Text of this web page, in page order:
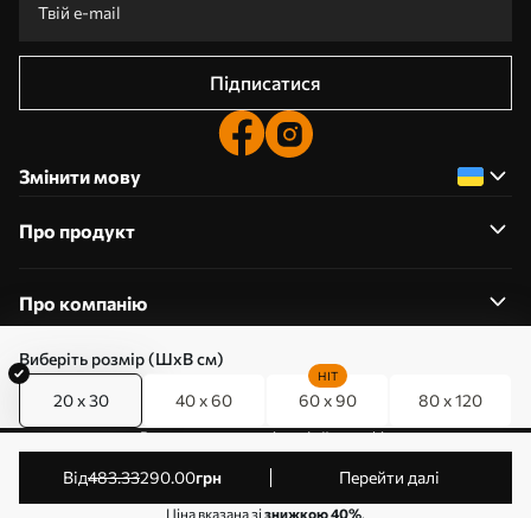
Виберіть розмір (ШхВ см)
20 x 30 40 x 60 60 x 90
HIT
80 x 120
від483.33290.00грн Перейти далі
Ціна вказана зізнижкою 40%.
Підписатися
Змінити мову
Про продукт
Про компанію
0800357223
Редагування дозволів на файли cookie
© 2011-2026 Art-holst. Усі права захищені. Власник:
ТОВ “КЛЄВЄР”. Код ЄДРПОУ: 31780602.